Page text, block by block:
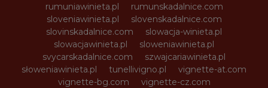
rumuniawinieta.pl
rumunskadalnice.com
sloveniawinieta.pl
slovenskadalnice.com
slovinskadalnice.com
slowacja-winieta.pl
slowacjawinieta.pl
sloweniawinieta.pl
svycarskadalnice.com
szwajcariawinieta.pl
słoweniawinieta.pl
tunellivigno.pl
vignette-at.com
vignette-bg.com
vignette-cz.com